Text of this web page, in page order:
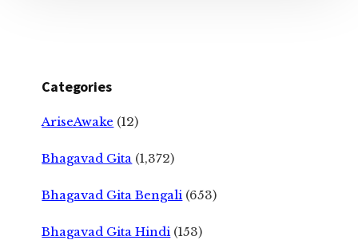
Categories
AriseAwake (12)
Bhagavad Gita (1,372)
Bhagavad Gita Bengali (653)
Bhagavad Gita Hindi (153)